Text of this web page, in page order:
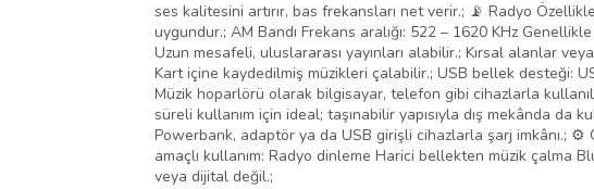
ses kalitesini artırır, bas frekansları net verir.; 📡 Radyo
uygundur.; AM Bandı Frekans aralığı: 522 – 1620 KHz
Uzun mesafeli, uluslararası yayınları alabilir.; Kırsal alanlar
Kart içine kaydedilmiş müzikleri çalabilir.; USB bellek desteği:
Müzik hoparlörü olarak bilgisayar, telefon gibi cihazlarla
süreli kullanım için ideal; taşınabilir yapısıyla dış mekânda
Powerbank, adaptör ya da USB girişli cihazlarla şarj imkânı.; ⚙️
amaçlı kullanım: Radyo dinleme Harici bellekten müzik çalma
veya dijital değil.;